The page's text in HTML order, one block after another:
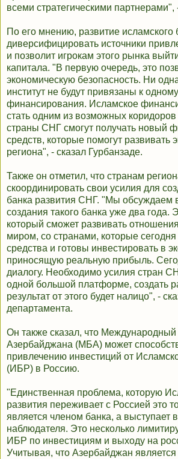
всеми стратегическими партнерами",
По его мнению, развитие исламского
диверсифицировать источники
и позволит игрокам этого рынка
капитала. "В первую очередь, это
экономическую безопасность. Ни
институт не будут привязаны к
финансирования. Исламское
стать одним из возможных
страны СНГ смогут получать новый
средств, которые помогут развивать
региона", - сказал Гурбанзаде.
Также он отметил, что странам
скоординировать свои усилия для
банка развития СНГ. "Мы обсуждаем
создания такого банка уже два года.
который сможет развивать
миром, со странами, которые
средства и готовы инвестировать в
приносящую реальную прибыль.
диалогу. Необходимо усилия стран
одной большой платформе, создать
результат от этого будет налицо", -
департамента.
Он также сказал, что Международный
Азербайджана (МБА) может
привлечению инвестиций от
(ИБР) в Россию.
"Единственная проблема, которую
развития переживает с Россией это
является членом банка, а выступает
наблюдателя. Это несколько
ИБР по инвестициям и выходу на
Учитывая, что Азербайджан